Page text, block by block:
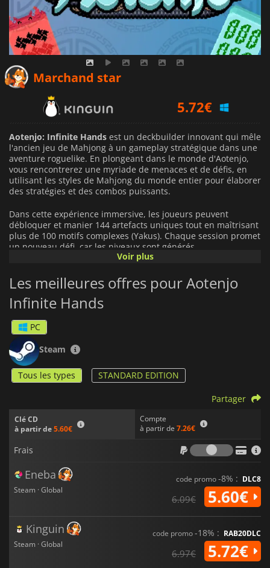
Marchand star
5.72€
6.18€
Aotenjo: Infinite Hands est un deckbuilder innovant qui mêle
l'ancien jeu de Mahjong à un gameplay stratégique dans une
aventure roguelike. En plongeant dans le monde d'Aotenjo,
vous rencontrerez une myriade de menaces et de défis, en
utilisant les styles de Mahjong du monde entier pour élaborer
des stratégies et des combos puissants.
Dans cette expérience immersive, les joueurs peuvent
débloquer et manier 144 artefacts uniques tout en maîtrisant
plus de 100 motifs complexes (Yakus). Chaque session promet
un nouveau défi, car les niveaux sont générés
dynamiquement avec de nouveaux artefacts, gadgets et
identique à l'autre.
Exploitez vos prouesses stratégiques en combinant des
de redoutables menaces et découvrir les anciens secrets
cachés dans
maîtrisez les profondeurs du jeu dans une expérience de
Mahjong vraiment unique !
Voir plus
Les meilleures offres pour Aotenjo
Infinite Hands
PC
Steam
Tous les types STANDARD EDITION
Clé CD
à partir de5.60€
Compte
à partir de 7.26€
Partager
Frais
Frais
Eneba
Steam · Global
code promo-8% : DLC8
6.09€ 5.60€
Kinguin
Steam · Global
code promo-18% : RAB20DLC
6.97€ 5.72€